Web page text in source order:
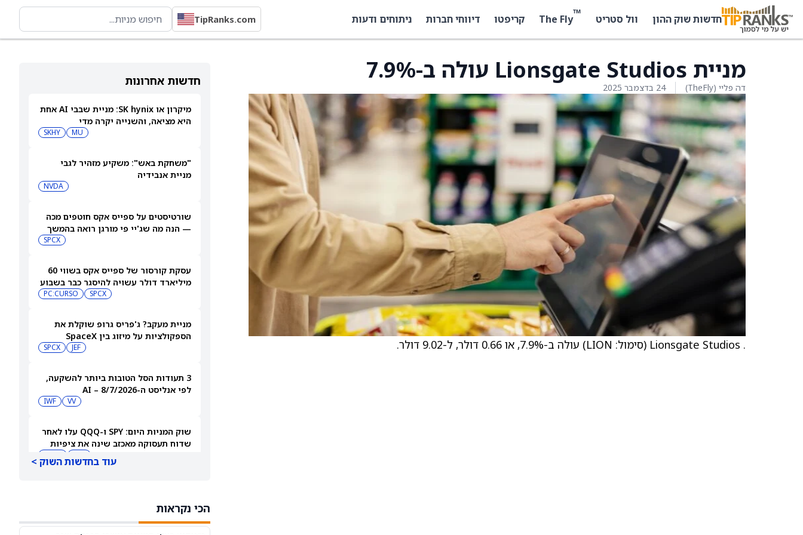
חדשות שוק ההון וול סטריט ™
The Fly קריפטו דיווחי חברות ניתוחים ודעות TipRanks.com
חדשות אחרונות
מיקרון או SK hynix: מניית שבבי AI אחת
היא מציאה, והשנייה יקרה מדי
MU
SKHY
"משחקת באש": משקיע מזהיר לגבי
מניית אנבידיה
NVDA
שורטיסטים על ספייס אקס חוטפים מכה
— הנה מה שג'יי פי מורגן רואה בהמשך
SPCX
עסקת קורסור של ספייס אקס בשווי 60
מיליארד דולר עשויה להיסגר כבר בשבוע
SPCX
PC:CURSO
מניית מעקב? ג'פריס גרופ שוקלת את
הספקולציות על מיזוג בין SpaceX
JEF
SPCX
3 תעודות הסל הטובות ביותר להשקעה,
לפי אנליסט ה-AI – 8/7/2026
VV
IWF
שוק המניות היום: SPY ו-QQQ עלו לאחר
שדוח תעסוקה מאכזב שינה את ציפיות
עוד בחדשות השוק >
הכי נקראות
מניית Lionsgate Studios עולה ב-7.9%
דה פליי (TheFly) 24 בדצמבר 2025
. Lionsgate Studios (סימול: LION) עולה ב-7.9%, או 0.66 דולר, ל-9.02 דולר.